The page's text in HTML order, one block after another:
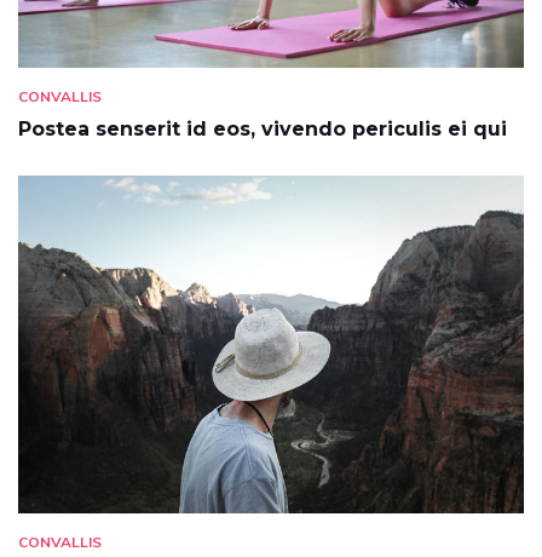
CONVALLIS
Postea senserit id eos, vivendo periculis ei qui
CONVALLIS